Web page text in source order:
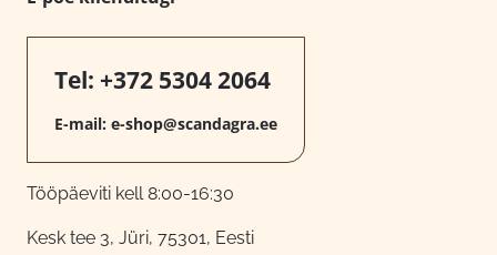
Tel: +372 5304 2064
E-mail: e-shop@scandagra.ee
Tööpäeviti kell 8:00-16:30
Kesk tee 3, Jüri, 75301, Eesti